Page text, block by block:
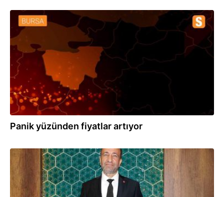
23.12.2021
Panik yüzünden fiyatlar artıyor
22.12.2021